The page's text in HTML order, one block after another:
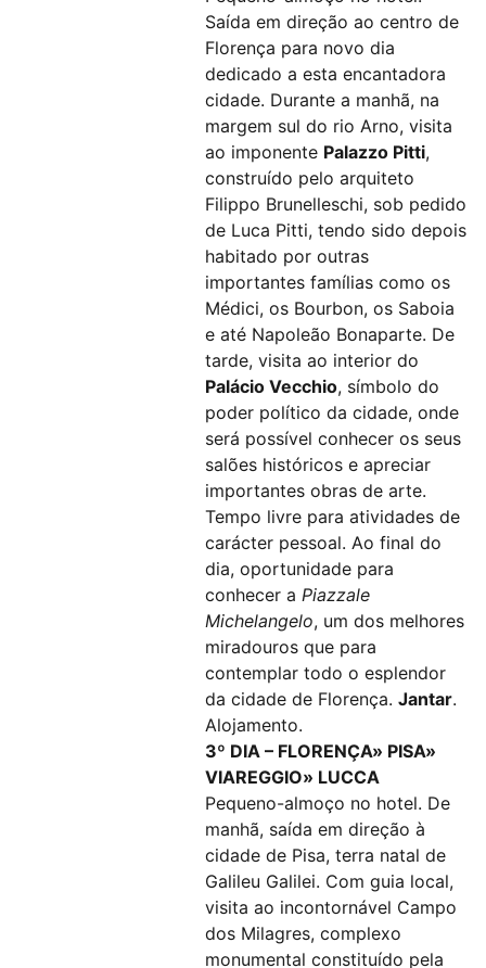
Saída em direção ao centro de
Florença para novo dia
dedicado a esta encantadora
cidade. Durante a manhã, na
margem sul do rio Arno, visita
ao imponente Palazzo Pitti,
construído pelo arquiteto
Filippo Brunelleschi, sob pedido
de Luca Pitti, tendo sido depois
habitado por outras
importantes famílias como os
Médici, os Bourbon, os Saboia
e até Napoleão Bonaparte. De
tarde, visita ao interior do
Palácio Vecchio, símbolo do
poder político da cidade, onde
será possível conhecer os seus
salões históricos e apreciar
importantes obras de arte.
Tempo livre para atividades de
carácter pessoal. Ao final do
dia, oportunidade para
conhecer a Piazzale
Michelangelo, um dos melhores
miradouros que para
contemplar todo o esplendor
da cidade de Florença. Jantar.
Alojamento.
3º DIA – FLORENÇA» PISA»
VIAREGGIO» LUCCA
Pequeno-almoço no hotel. De
manhã, saída em direção à
cidade de Pisa, terra natal de
Galileu Galilei. Com guia local,
visita ao incontornável Campo
dos Milagres, complexo
monumental constituído pela